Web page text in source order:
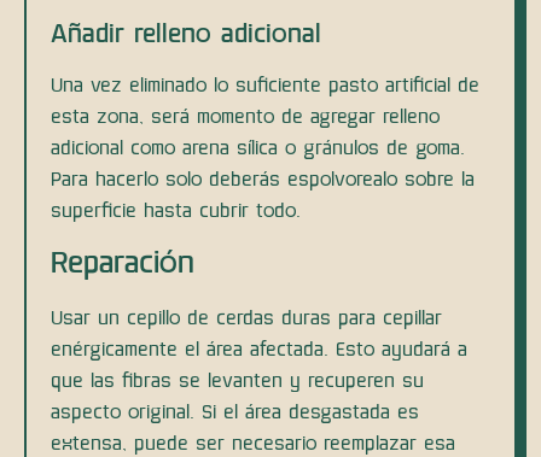
Añadir relleno adicional
Una vez eliminado lo suficiente pasto artificial de
esta zona, será momento de agregar relleno
adicional como arena sílica o gránulos de goma.
Para hacerlo solo deberás espolvorealo sobre la
superficie hasta cubrir todo.
Reparación
Usar un cepillo de cerdas duras para cepillar
enérgicamente el área afectada. Esto ayudará a
que las fibras se levanten y recuperen su
aspecto original. Si el área desgastada es
extensa, puede ser necesario reemplazar esa